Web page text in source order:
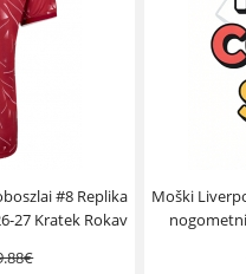
#8 Replika
27 Kratek Rokav
Moški